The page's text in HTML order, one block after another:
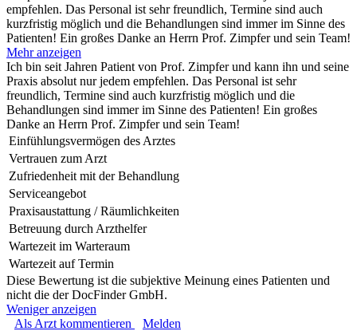
empfehlen. Das Personal ist sehr freundlich, Termine sind auch
kurzfristig möglich und die Behandlungen sind immer im Sinne des
Patienten! Ein großes Danke an Herrn Prof. Zimpfer und sein Team!
Mehr anzeigen
Ich bin seit Jahren Patient von Prof. Zimpfer und kann ihn und seine
Praxis absolut nur jedem empfehlen. Das Personal ist sehr
freundlich, Termine sind auch kurzfristig möglich und die
Behandlungen sind immer im Sinne des Patienten! Ein großes
Danke an Herrn Prof. Zimpfer und sein Team!
Einfühlungsvermögen des Arztes
Vertrauen zum Arzt
Zufriedenheit mit der Behandlung
Serviceangebot
Praxisaustattung / Räumlichkeiten
Betreuung durch Arzthelfer
Wartezeit im Warteraum
Wartezeit auf Termin
Diese Bewertung ist die subjektive Meinung eines Patienten und
nicht die der DocFinder GmbH.
Weniger anzeigen
Als Arzt kommentieren
Melden